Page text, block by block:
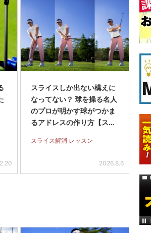
スライスしか出ない構えに
なってない？ 球を操る名人
のプロが明かす球がつかま
るアドレスの作り方【スラ
スライス解消 レッスン
2026.8.6